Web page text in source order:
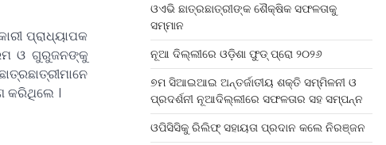
ପ୍ରାଧ୍ୟାପକ
ଓ ଗୁରୁଜନଙ୍କୁ
କରିଥିଲେ ।
ଓଏଭି ଛାତ୍ରଛାତ୍ରୀଙ୍କ ଶୈକ୍ଷିକ ସଫଳତାକୁ
ସମ୍ମାନ
ନୂଆ ଦିଲ୍ଲୀରେ ଓଡ଼ିଶା ଫୁଡ୍ ପ୍ରୋ ୨୦୨୬
୭ମ ସିଆଇଆଇ ଅନ୍ତର୍ଜାତୀୟ ଶକ୍ତି ସମ୍ମିଳନୀ ଓ
ପ୍ରଦର୍ଶନୀ ନୂଆଦିଲ୍ଲୀରେ ସଫଳତାର ସହ ସମ୍ପନ୍ନ
ଓପିସିସିକୁ ରିଲିଫ୍ ସହାୟତା ପ୍ରଦାନ କଲେ ନିରଞ୍ଜନ